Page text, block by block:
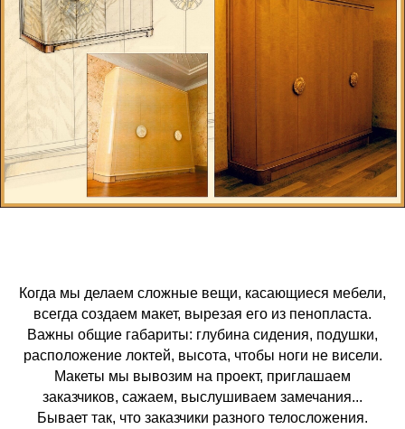
Когда мы делаем сложные вещи, касающиеся мебели,
всегда создаем макет, вырезая его из пенопласта.
Важны общие габариты: глубина сидения, подушки,
расположение локтей, высота, чтобы ноги не висели.
Макеты мы вывозим на проект, приглашаем
заказчиков, сажаем, выслушиваем замечания...
Бывает так, что заказчики разного телосложения.